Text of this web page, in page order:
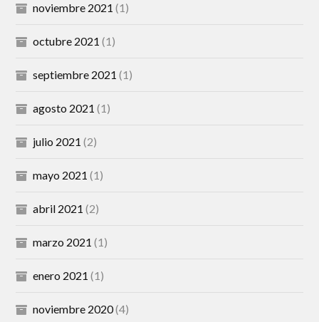
noviembre 2021 (1)
octubre 2021 (1)
septiembre 2021 (1)
agosto 2021 (1)
julio 2021 (2)
mayo 2021 (1)
abril 2021 (2)
marzo 2021 (1)
enero 2021 (1)
noviembre 2020(4)